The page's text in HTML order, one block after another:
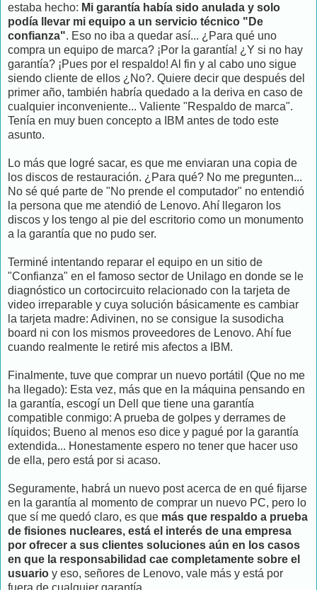
estaba hecho: Mi garantía había sido anulada y solo
podía llevar mi equipo a un servicio técnico "De
confianza". Eso no iba a quedar así... ¿Para qué uno
compra un equipo de marca? ¡Por la garantía! ¿Y si no hay
garantía? ¡Pues por el respaldo! Al fin y al cabo uno sigue
siendo cliente de ellos ¿No?. Quiere decir que después del
primer año, también habría quedado a la deriva en caso de
cualquier inconveniente... Valiente "Respaldo de marca".
Tenía en muy buen concepto a IBM antes de todo este
asunto.
Lo más que logré sacar, es que me enviaran una copia de
los discos de restauración. ¿Para qué? No me pregunten...
No sé qué parte de "No prende el computador" no entendió
la persona que me atendió de Lenovo. Ahí llegaron los
discos y los tengo al pie del escritorio como un monumento
a la garantía que no pudo ser.
Terminé intentando reparar el equipo en un sitio de
"Confianza" en el famoso sector de Unilago en donde se le
diagnóstico un cortocircuito relacionado con la tarjeta de
video irreparable y cuya solución básicamente es cambiar
la tarjeta madre: Adivinen, no se consigue la susodicha
board ni con los mismos proveedores de Lenovo. Ahí fue
cuando realmente le retiré mis afectos a IBM.
Finalmente, tuve que comprar un nuevo portátil (Que no me
ha llegado): Esta vez, más que en la máquina pensando en
la garantía, escogí un Dell que tiene una garantía
compatible conmigo: A prueba de golpes y derrames de
líquidos; Bueno al menos eso dice y pagué por la garantía
extendida... Honestamente espero no tener que hacer uso
de ella, pero está por si acaso.
Seguramente, habrá un nuevo post acerca de en qué fijarse
en la garantía al momento de comprar un nuevo PC, pero lo
que sí me quedó claro, es que más que respaldo a prueba
de fisiones nucleares, está el interés de una empresa
por ofrecer a sus clientes soluciones aún en los casos
en que la responsabilidad cae completamente sobre el
usuario y eso, señores de Lenovo, vale más y está por
fuera de cualquier garantía.